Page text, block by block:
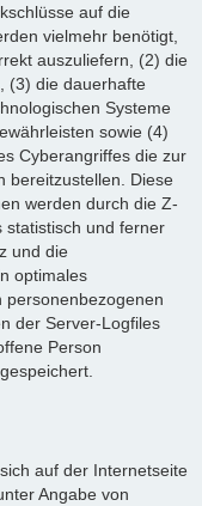
auf die
vielmehr benötigt,
auszuliefern, (2) die
(3) die dauerhafte
Systeme
sowie (4)
Cyberangriffes die zur
bereitzustellen. Diese
werden durch die Z-
statistisch und ferner
und die
optimales
personenbezogenen
der Server-Logfiles
Person
auf der Internetseite
Angabe von